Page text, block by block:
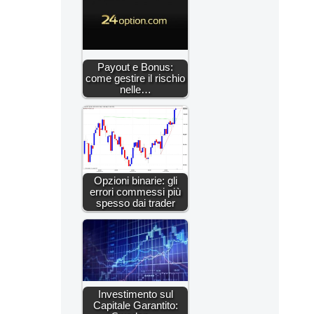
Payout e Bonus:
come gestire il rischio
nelle…
Opzioni binarie: gli
errori commessi più
spesso dai trader
Investimento sul
Capitale Garantito: